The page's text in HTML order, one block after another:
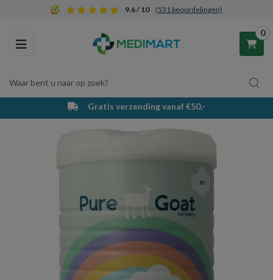
9.6 / 10 (531 beoordelingen)
Toggle navigation
Waar bent u naar op zoek?
0
Winkelwagen
Uw winkelwagen is leeg.
Gratis verzending vanaf €50,-